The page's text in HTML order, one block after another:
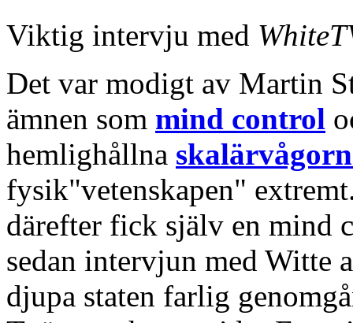
Viktig intervju med
Det var modigt av Martin
ämnen som mind control
hemlighållna
fysik"vetenskapen"
därefter fick själv en mind
sedan intervjun med Witte
djupa staten farlig